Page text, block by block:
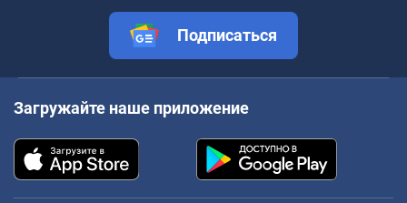
Подписаться
Загружайте наше приложение